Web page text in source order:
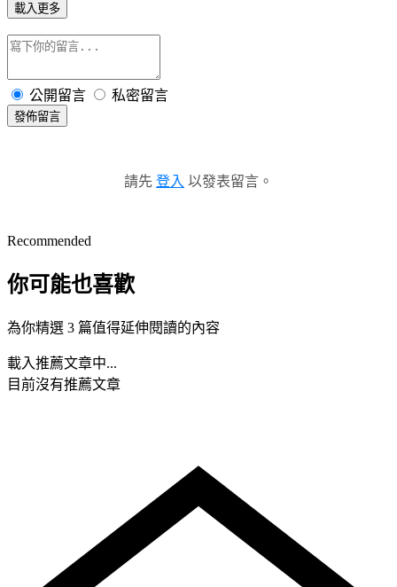
載入更多
公開留言 私密留言
發佈留言
請先 登入 以發表留言。
Recommended
你可能也喜歡
為你精選 3 篇值得延伸閱讀的內容
載入推薦文章中...
目前沒有推薦文章